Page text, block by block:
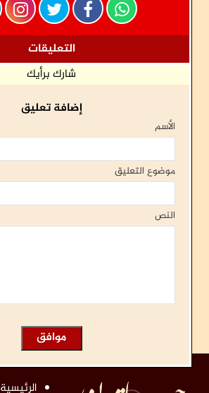
التعليقات
شارك برأيك
إضافة تعليق
الأسم
موضوع التعليق
النص
الرئيسية